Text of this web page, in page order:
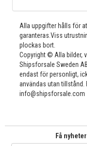
Alla uppgifter hålls för
garanteras.Viss
plockas bort.
Copyright © Alla bilder,
Shipsforsale Sweden
endast för personligt,
användas utan tillstånd.
info@shipsforsale.com
Få